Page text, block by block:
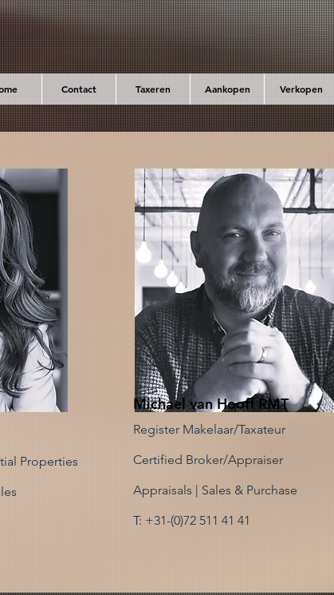
Contact Taxeren Aankopen Verkopen
Properties
Michael van Hooff RMT
Register Makelaar/Taxateur
Certified Broker/Appraiser
Appraisals | Sales & Purchase
T: +31-(0)72 511 41 41